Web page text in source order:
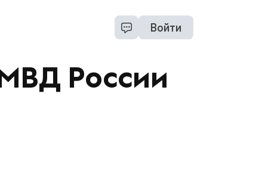
Войти
России